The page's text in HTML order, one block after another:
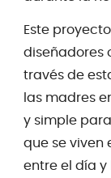
Este
diseñadores
través de
las madres
y simple
que se viven
entre el día